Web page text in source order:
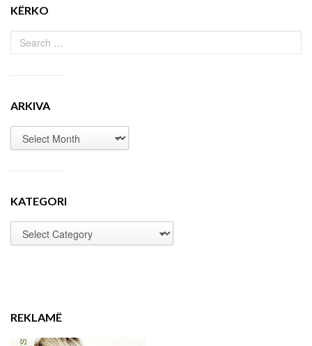
KËRKO
ARKIVA
KATEGORI
REKLAMË